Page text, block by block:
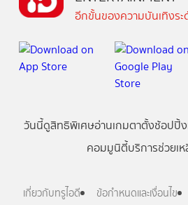
อีกขั้นของความบันเทิงร
วันนี้ดูสิทธิพิเศษอ่านเกมตาตั้งช้อปปิ้ง
คอมมูนิตี้บริการช่วยเ
เกี่ยวกับทรูไอดี ข้อกำหนดและเงื่อนไข